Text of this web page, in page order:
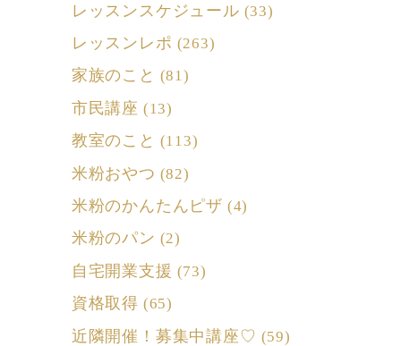
レッスンスケジュール (33)
レッスンレポ (263)
家族のこと (81)
市民講座 (13)
教室のこと (113)
米粉おやつ (82)
米粉のかんたんピザ (4)
米粉のパン (2)
自宅開業支援 (73)
資格取得 (65)
近隣開催！募集中講座♡ (59)